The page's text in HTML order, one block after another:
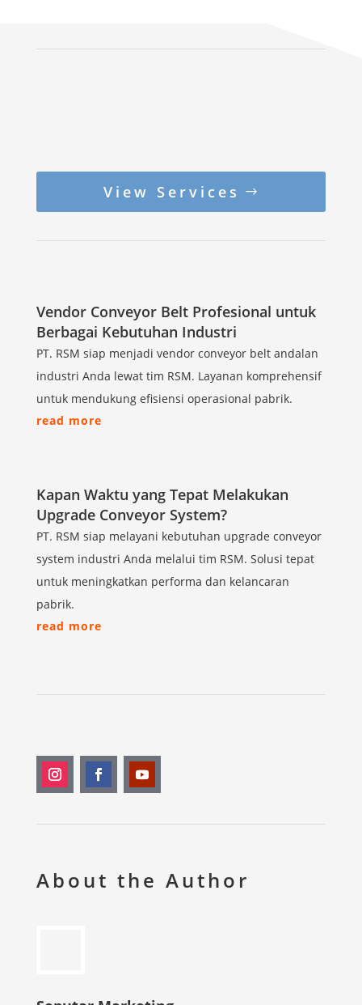
View Services
Vendor Conveyor Belt Profesional untuk
Berbagai Kebutuhan Industri
PT. RSM siap menjadi vendor conveyor belt andalan
industri Anda lewat tim RSM. Layanan komprehensif
untuk mendukung efisiensi operasional pabrik.
read more
Kapan Waktu yang Tepat Melakukan
Upgrade Conveyor System?
PT. RSM siap melayani kebutuhan upgrade conveyor
system industri Anda melalui tim RSM. Solusi tepat
untuk meningkatkan performa dan kelancaran
pabrik.
read more
About the Author